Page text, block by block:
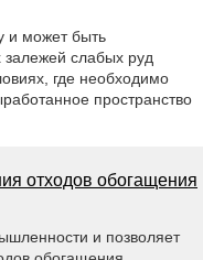
и может быть
слабых руд
где необходимо
пространство
отходов обогащения
и позволяет